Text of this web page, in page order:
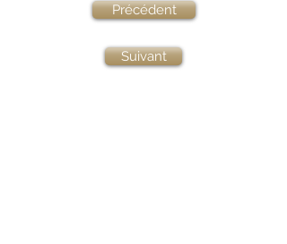
Précédent
Suivant